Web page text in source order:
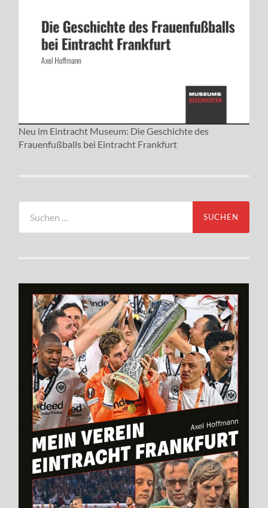
Neu im Eintracht Museum: Die Geschichte des
Frauenfußballs bei Eintracht Frankfurt
nach: